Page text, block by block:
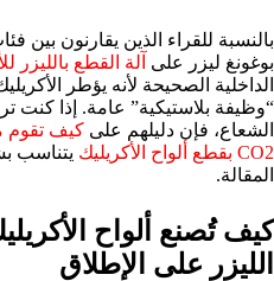
بالنسبة للقراء الذين يقارنون بين
بوغونغ ليزر على آلة القطع بالليزر
الداخلية الصحيحة لأنه يؤطر
“وظيفة بلاستيكية” عامة. إذا
الشعاع، فإن دليلهم على كيف تقوم
CO2 بقطع ألواح الأكريليك
يتناسب
المقالة.
كيف تُصنع ألواح
الليزر على الإطلاق